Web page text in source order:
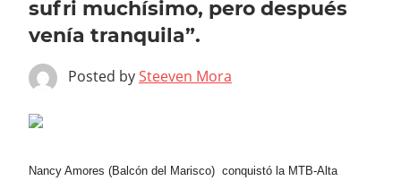
sufri muchísimo, pero después
venía tranquila”.
Posted bySteeven Mora
Nancy Amores (Balcón del Marisco) conquistó la MTB-Alta